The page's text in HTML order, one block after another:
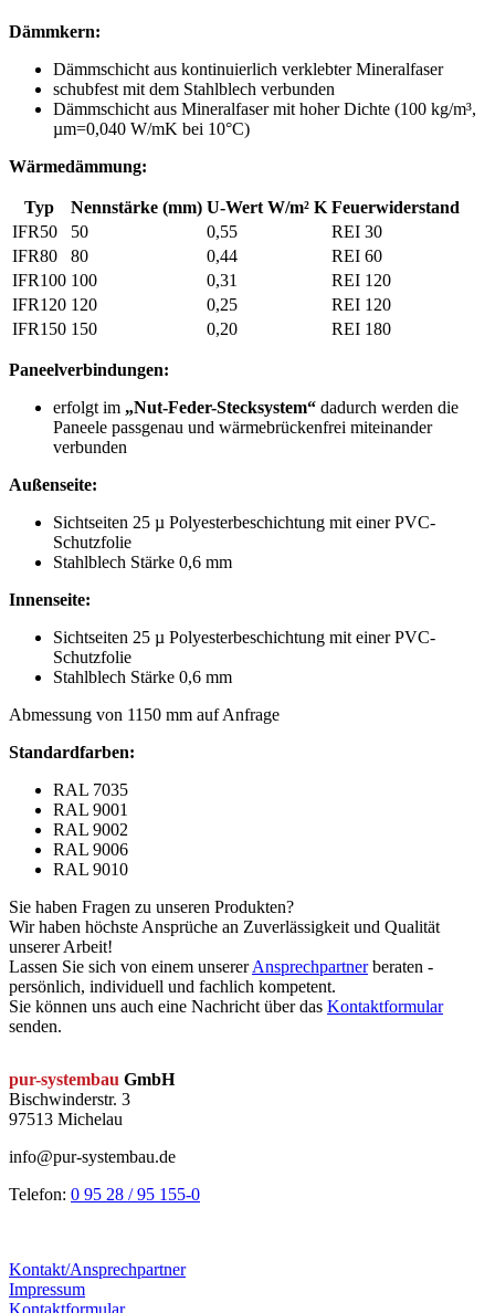
Dämmkern:
Dämmschicht aus kontinuierlich verklebter Mineralfaser
schubfest mit dem Stahlblech verbunden
Dämmschicht aus Mineralfaser mit hoher Dichte (100 kg/m³,
µm=0,040 W/mK bei 10°C)
Wärmedämmung:
Typ Nennstärke (mm) U-Wert W/m² K Feuerwiderstand
IFR50
50 0,55
REI 30
IFR80
80 0,44
REI 60
IFR100 100 0,31
REI 120
IFR120 120 0,25
REI 120
IFR150 150 0,20 REI 180
Paneelverbindungen:
erfolgt im „Nut-Feder-Stecksystem“ dadurch werden die
Paneele passgenau und wärmebrückenfrei miteinander
verbunden
Außenseite:
Sichtseiten 25 µ Polyesterbeschichtung mit einer PVC-
Schutzfolie
Stahlblech Stärke 0,6 mm
Innenseite:
Sichtseiten 25 µ Polyesterbeschichtung mit einer PVC-
Schutzfolie
Stahlblech Stärke 0,6 mm
Abmessung von 1150 mm auf Anfrage
Standardfarben:
RAL 7035
RAL 9001
RAL 9002
RAL 9006
RAL 9010
Sie haben Fragen zu unseren Produkten?
Wir haben höchste Ansprüche an Zuverlässigkeit und Qualität
unserer Arbeit!
Lassen Sie sich von einem unsererAnsprechpartnerberaten -
persönlich, individuell und fachlich kompetent.
Sie können uns auch eine Nachricht über das Kontaktformular
senden.
pur-systembau GmbH
Bischwinderstr. 3
97513 Michelau
info@pur-systembau.de
Telefon: 0 95 28 / 95 155-0
Kontakt/Ansprechpartner
Impressum
Kontaktformular